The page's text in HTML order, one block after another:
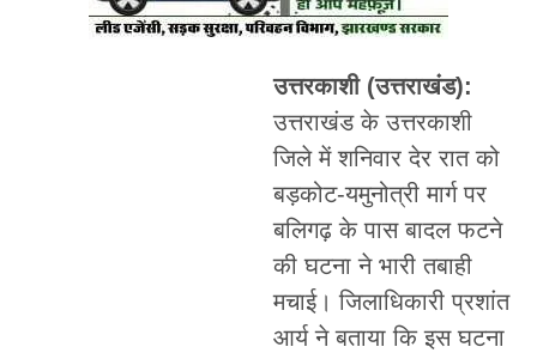
उत्तरकाशी (उत्तराखंड):
उत्तराखंड के उत्तरकाशी
जिले में शनिवार देर रात को
बड़कोट-यमुनोत्री मार्ग पर
बलिगढ़ के पास बादल फटने
की घटना ने भारी तबाही
मचाई। जिलाधिकारी प्रशांत
आर्य ने बताया कि इस घटना